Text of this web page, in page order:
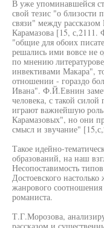
В уже упоминавшейся
свой тезис "о близости
связи" между
Карамазова [15,
"общие для обоих
решались ими вовсе не
по мнению
инвективами Макара",
отношении - гораздо
Ивана". Ф.Й.Евнин
человека, с такой силой
играют важнейшую роль
Карамазовых", но они
смысл и звучание"
Такое идейно-
образований, на наш
Несопоставимость
Достоевского
жанрового
романиста.
Т.Г.Морозова,